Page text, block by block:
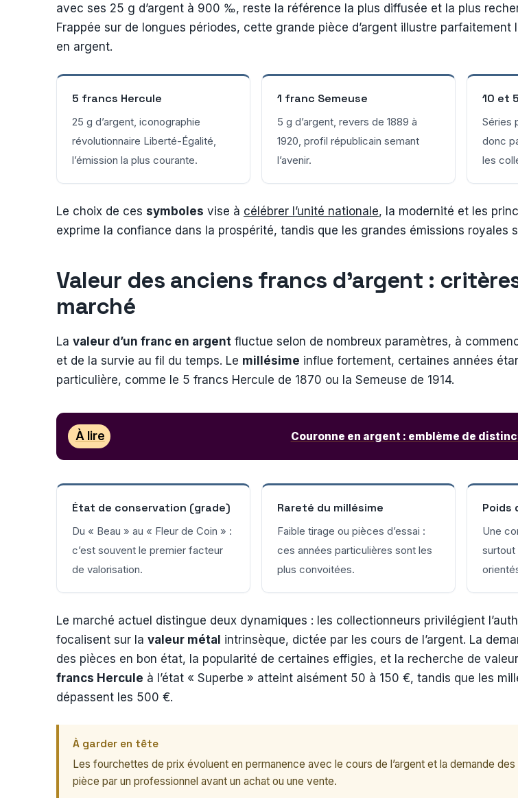
avec ses 25 g d’argent à 900 ‰, reste la référence la plus diffusée et la plus
Frappée sur de longues périodes, cette grande pièce d’argent illustre parfaitement
en argent.
5 francs Hercule
25 g d’argent, iconographie
révolutionnaire Liberté-Égalité,
l’émission la plus courante.
1 franc Semeuse
5 g d’argent, revers de 1889 à
1920, profil républicain semant
l’avenir.
10 et
Séries
donc
les
Le choix de ces symboles vise à célébrer l’unité nationale, la modernité et les
exprime la confiance dans la prospérité, tandis que les grandes émissions royales
Valeur des anciens francs d’argent :
marché
La valeur d’un franc en argent fluctue selon de nombreux paramètres, à
et de la survie au fil du temps. Le millésime influe fortement, certaines années
particulière, comme le 5 francs Hercule de 1870 ou la Semeuse de 1914.
À lire Couronne en argent : emblème de
État de conservation (grade)
Du « Beau » au « Fleur de Coin » :
c’est souvent le premier facteur
de valorisation.
Rareté du millésime
Faible tirage ou pièces d’essai :
ces années particulières sont les
plus convoitées.
Poids
Une
surtout
Le marché actuel distingue deux dynamiques : les collectionneurs privilégient
focalisent sur la valeur métal intrinsèque, dictée par les cours de l’argent. La
des pièces en bon état, la popularité de certaines effigies, et la recherche de
francs Hercule à l’état « Superbe » atteint aisément 50 à 150 €, tandis que les
dépassent les 500 €.
À garder en tête
Les fourchettes de prix évoluent en permanence avec le cours de l’argent et la demande
pièce par un professionnel avant un achat ou une vente.